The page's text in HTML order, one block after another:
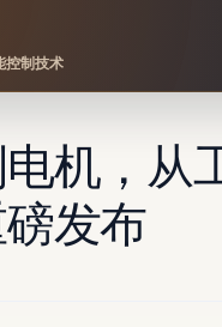
控制技术
机，从
发布